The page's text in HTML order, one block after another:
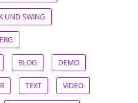
UND SWING
BLOG DEMO
TEXT VIDEO